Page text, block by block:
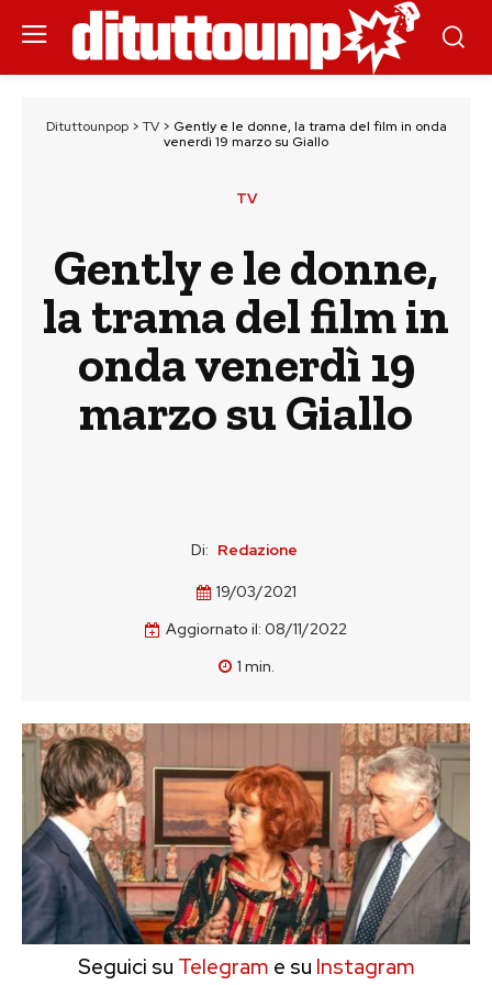
Dituttounpop> TV> Gently e le donne, la trama del film in onda
venerdì 19 marzo su Giallo
TV
Gently e le donne,
la trama del film in
onda venerdì 19
marzo su Giallo
Di: Redazione
19/03/2021
Aggiornato il: 08/11/2022
1 min.
Seguici su Telegram e su Instagram